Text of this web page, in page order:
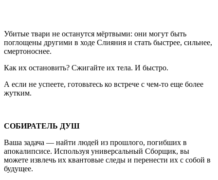
Убитые твари не останутся мёртвыми: они могут быть
поглощены другими в ходе Слияния и стать быстрее, сильнее,
смертоноснее.
Как их остановить? Сжигайте их тела. И быстро.
А если не успеете, готовьтесь ко встрече с чем-то еще более
жутким.
СОБИРАТЕЛЬ ДУШ
Ваша задача — найти людей из прошлого, погибших в
апокалипсисе. Используя универсальный Сборщик, вы
можете извлечь их квантовые следы и перенести их с собой в
будущее.